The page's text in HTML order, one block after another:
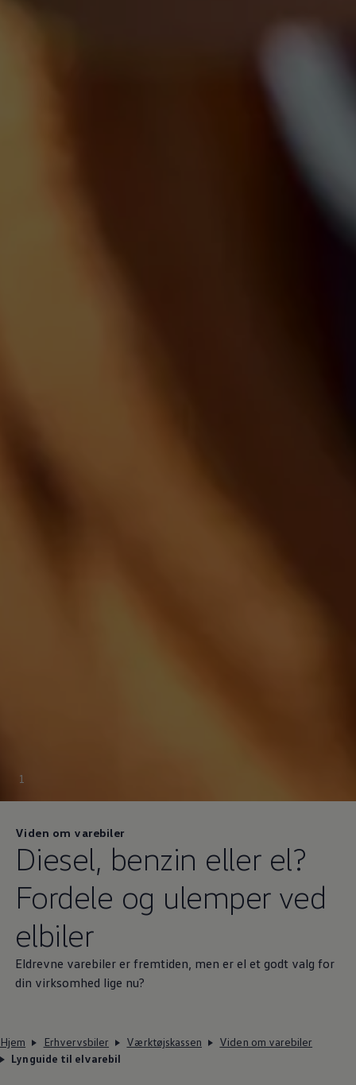
1
Viden om varebiler
Diesel, benzin eller el?
Fordele og ulemper ved
elbiler
Eldrevne varebiler er fremtiden, men er el et godt valg for
din virksomhed lige nu?
Hjem Erhvervsbiler Værktøjskassen
Viden om varebiler
Lynguide til elvarebil